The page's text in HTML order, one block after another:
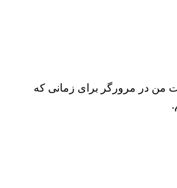
من در مرورگر برای زمانی که